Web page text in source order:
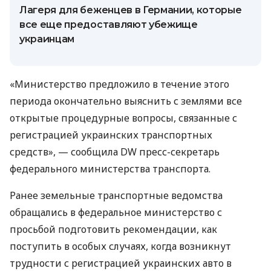
Лагеря для беженцев в Германии, которые
все еще предоставляют убежище
украинцам
«Министерство предложило в течение этого
периода окончательно выяснить с землями все
открытые процедурные вопросы, связанные с
регистрацией украинских транспортных
средств», — сообщила DW пресс-секретарь
федерального министерства транспорта.
Ранее земельные транспортные ведомства
обращались в федеральное министерство с
просьбой подготовить рекомендации, как
поступить в особых случаях, когда возникнут
трудности с регистрацией украинских авто в